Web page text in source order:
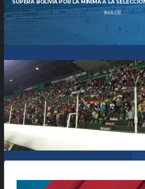
SUPERA BOLIVIA POR LA MÍNIMA A LA
IMAGE